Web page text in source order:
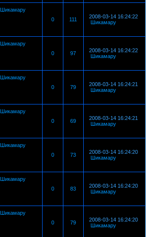
Шикамару
0
111
2008-03-14 16:24:22
Шикамару
Шикамару
0
97
2008-03-14 16:24:22
Шикамару
Шикамару
0
79
2008-03-14 16:24:21
Шикамару
Шикамару
0
69
2008-03-14 16:24:21
Шикамару
Шикамару
0
73
2008-03-14 16:24:20
Шикамару
Шикамару
0
83
2008-03-14 16:24:20
Шикамару
Шикамару
0
79
2008-03-14 16:24:20
Шикамару